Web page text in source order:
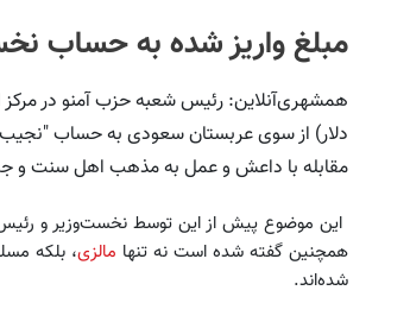
مبلغ واریز شده به حساب
دلار) از سوی عربستان سعودی به حساب "نجیب
مقابله با داعش و عمل به مذهب اهل سنت و
همچنین گفته شده است نه تنها مالزی، بلکه
شده‌اند.